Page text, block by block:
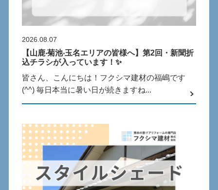
2026.08.07
【⼭⿅‧菊池‧⽟名エリアの皆様へ】第2回・新聞折
込チラシが⼊っています！✨
皆さん、こんにちは！フクシマ建材の福嶋です
(^^) 毎⽇本当に暑い⽇が続きますね...